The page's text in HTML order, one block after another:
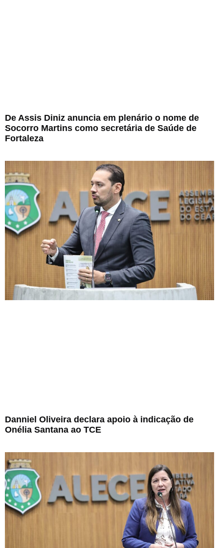
De Assis Diniz anuncia em plenário o nome de
Socorro Martins como secretária de Saúde de
Fortaleza
Danniel Oliveira declara apoio à indicação de
Onélia Santana ao TCE